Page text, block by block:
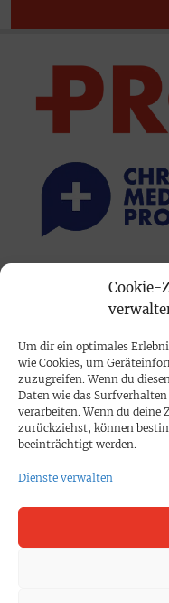
Cookie-
Um dir ein optimales
wie Cookies, um
zuzugreifen. Wenn du
Daten wie das
verarbeiten. Wenn du
zurückziehst, können
beeinträchtigt werden.
Dienste verwalten
PRINTAUSGABE
Mediadaten
PROKOMPAKT
Impressum
SPENDEN
Datenschutz
Cookie-Richtlinie